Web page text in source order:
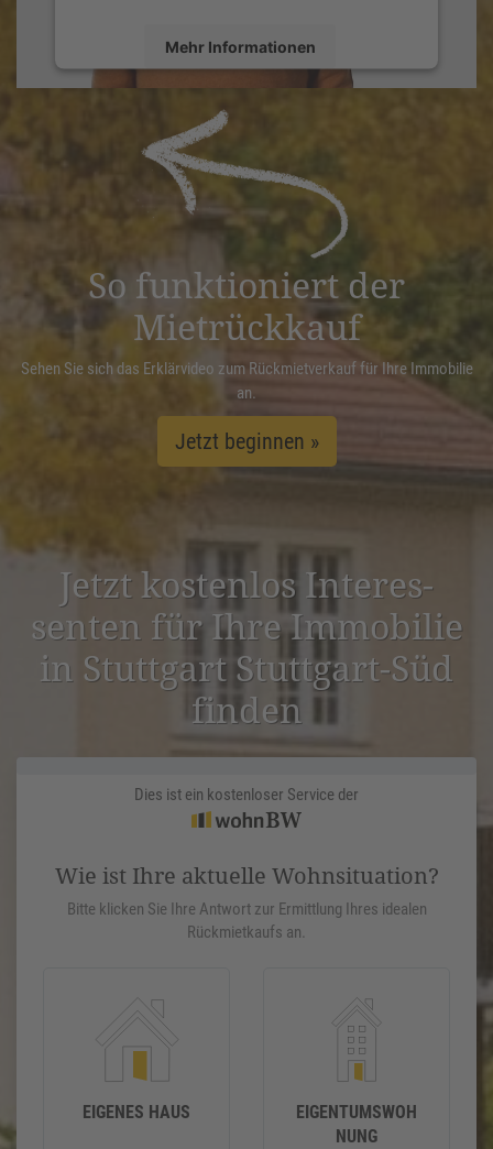
Mehr Informationen
powered by
Management Platform
So funktioniert der
Mietrückkauf
Sehen Sie sich das Erklärvideo zum Rückmietverkauf für Ihre Immobilie
an.
Jetzt beginnen »
Jetzt kostenlos Inter­es­
senten für Ihre Immobilie
in Stuttgart Stuttgart-Süd
finden
Dies ist ein kostenloser Service der
Wie ist Ihre aktuelle Wohnsituation?
Bitte klicken Sie Ihre Antwort zur Ermittlung Ihres idealen
Rückmietkaufs an.
EIGENES HAUS
EIGENTUMSWOH
NUNG